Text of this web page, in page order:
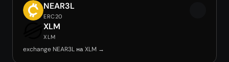
NEAR3L
ERC20
XLM
XLM
exchange NEAR3L на XLM →